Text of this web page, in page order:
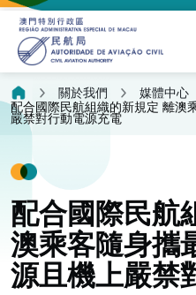
關於我們 媒體中心
配合國際民航組織的新規定 離澳
嚴禁對行動電源充電
配合國際民航
澳乘客隨身攜
源且機上嚴禁